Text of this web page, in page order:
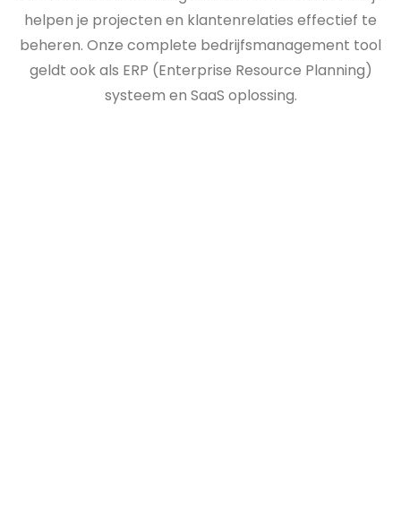
helpen je projecten en klantenrelaties effectief te
beheren. Onze complete bedrijfsmanagement tool
geldt ook als ERP (Enterprise Resource Planning)
systeem en SaaS oplossing.